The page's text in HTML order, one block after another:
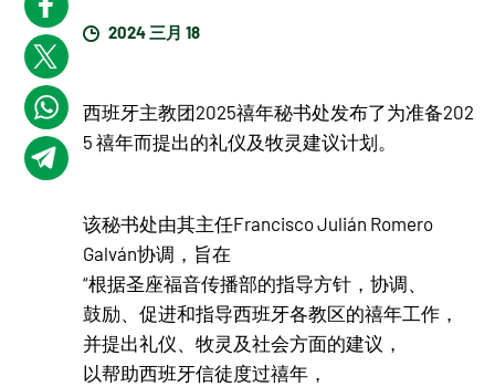
2024 三月 18
西班牙主教团2025禧年秘书处发布了为准备202
5 禧年而提出的礼仪及牧灵建议计划。
该秘书处由其主任Francisco Julián Romero
Galván协调，旨在
“根据圣座福音传播部的指导方针，协调、
鼓励、促进和指导西班牙各教区的禧年工作，
并提出礼仪、牧灵及社会方面的建议，
以帮助西班牙信徒度过禧年，